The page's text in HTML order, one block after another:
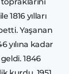
1816 yılları
Yaşanan
yılına kadar
1846